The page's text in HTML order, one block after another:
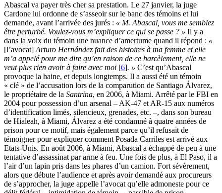
Abascal va payer très cher sa prestation. Le 27 janvier, la juge
Cardone lui ordonne de s’asseoir sur le banc des témoins et lui
demande, avant l’arrivée des jurés : « M. Abascal, vous me semblez
être perturbé. Voulez-vous m’expliquer ce qui se passe ? » Il y a
dans la voix du témoin une nuance d’amertume quand il répond : «
[l’avocat] Arturo Hernández fait des histoires à ma femme et elle
m’a appelé pour me dire qu’en raison de ce harcèlement, elle ne
veut plus rien avoir à faire avec moi [6]. » C’est qu’Abascal
provoque la haine, et depuis longtemps. Il a aussi été un témoin
« clé » de l’accusation lors de la comparution de Santiago Álvarez,
le propriétaire de la Santrina, en 2006, à Miami. Arrêté par le FBI en
2004 pour possession d’un arsenal – AK-47 et AR-15 aux numéros
d’identification limés, silencieux, grenades, etc. –, dans son bureau
de Hialeah, à Miami, Álvarez a été condamné à quatre années de
prison pour ce motif, mais également parce qu’il refusait de
témoigner pour expliquer comment Posada Carriles est arrivé aux
Etats-Unis. En août 2006, à Miami, Abascal a échappé de peu à une
tentative d’assassinat par arme à feu. Une fois de plus, à El Paso, il a
l’air d’un lapin pris dans les phares d’un camion. Fort sévèrement,
alors que débute l’audience et après avoir demandé aux procureurs
de s’approcher, la juge appelle l’avocat qu’elle admoneste pour ce